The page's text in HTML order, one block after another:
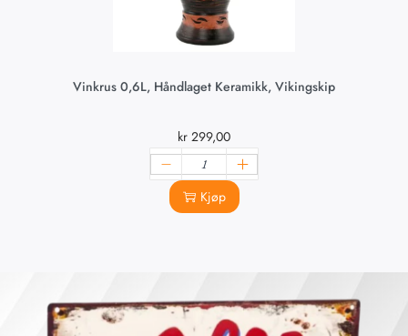
Vinkrus 0,6L, Håndlaget Keramikk, Vikingskip
kr 299,00
Kjøp